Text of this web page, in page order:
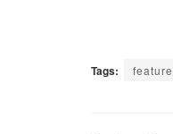
Tags: